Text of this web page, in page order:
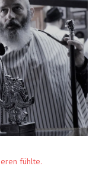
fühlte.